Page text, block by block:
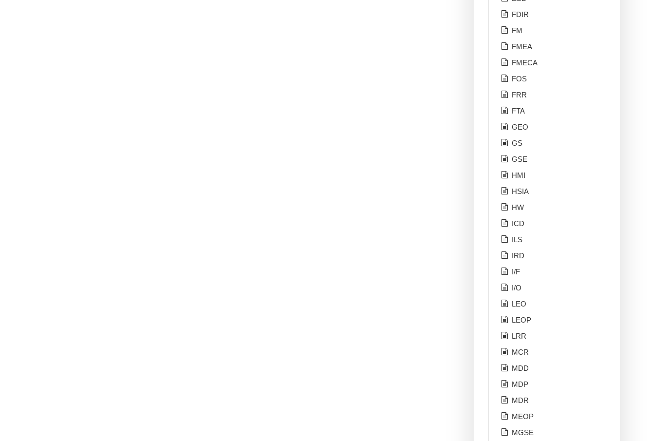
FDIR
FM
FMEA
FMECA
FOS
FRR
FTA
GEO
GS
GSE
HMI
HSIA
HW
ICD
ILS
IRD
I/F
I/O
LEO
LEOP
LRR
MCR
MDD
MDP
MDR
MEOP
MGSE